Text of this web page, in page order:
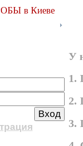
в Киеве
У
1.
2.
3.